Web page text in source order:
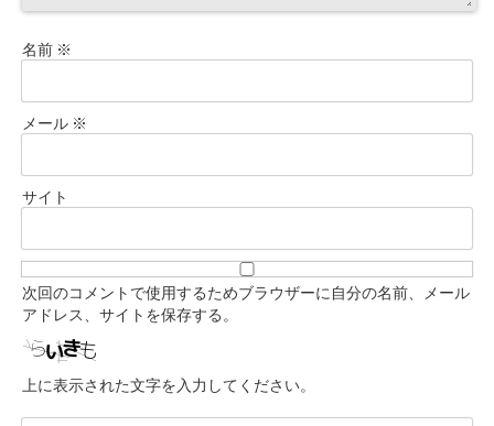
名前 ※
メール ※
サイト
次回のコメントで使用するためブラウザーに自分の名前、メール
アドレス、サイトを保存する。
上に表示された文字を入力してください。